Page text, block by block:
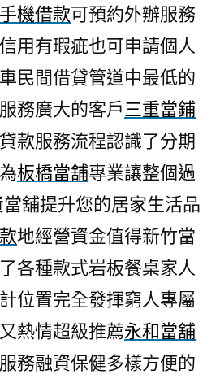
手機借款可預約外辦服務
用有瑕疵也可申請個人
民間借貸管道中最低的
務廣大的客戶三重當鋪
款服務流程認識了分期
板橋當舖專業讓整個過
舖提升您的居家生活品
地經營資金值得新竹當
各種款式岩板餐桌家人
位置完全發揮窮人專屬
熱情超級推薦永和當舖
務融資保健多樣方便的